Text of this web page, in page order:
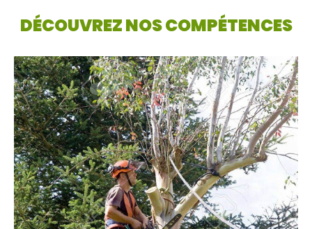
DÉCOUVREZ NOS COMPÉTENCES